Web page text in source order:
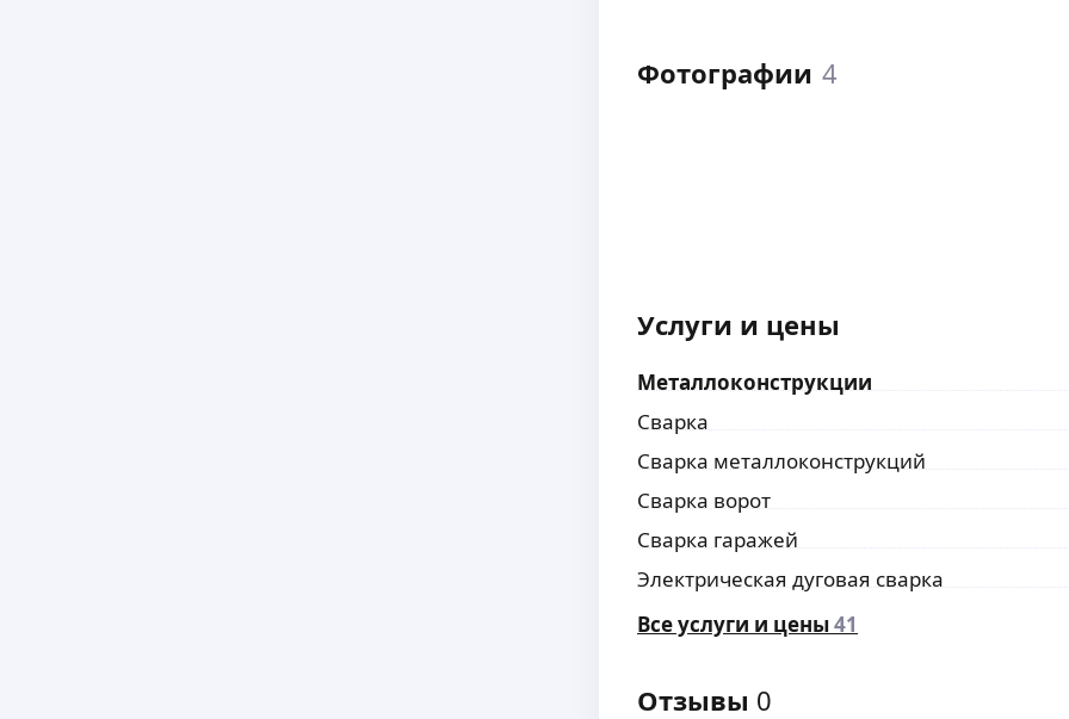
Фотографии 4
Услуги и цены
Металлоконструкции
Сварка
Сварка металлоконструкций
Сварка ворот
Сварка гаражей
Электрическая дуговая сварка
Все услуги и цены41
Отзывы 0